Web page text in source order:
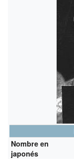
Nombre en
japonés